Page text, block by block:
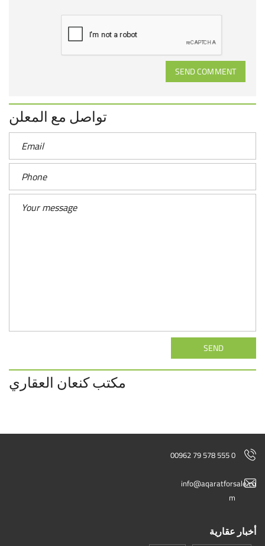
SEND COMMENT
تواصل مع المعلن
SEND
مكتب كنعان العقاري
00962 79 578 555 0
info@aqaratforsale.co
m
أخبار عقارية